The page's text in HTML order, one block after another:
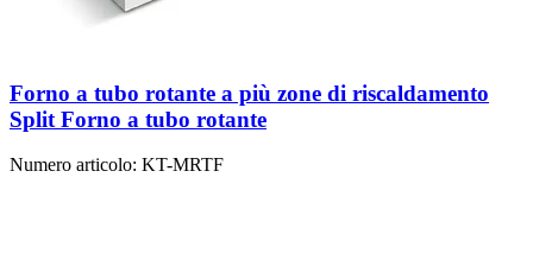
Forno a tubo rotante a più zone di riscaldamento
Split Forno a tubo rotante
Numero articolo: KT-MRTF